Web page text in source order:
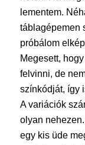
lementem.
táblagépemen
próbálom
Megesett,
felvinni, de
színkódját, így
A variációk
olyan
egy kis üde